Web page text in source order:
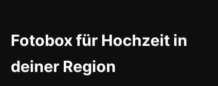
Fotobox für Hochzeit in
deiner Region